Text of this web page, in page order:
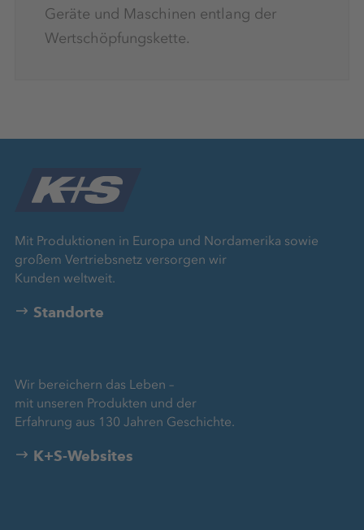
Geräte und Maschinen entlang der
Wertschöpfungskette.
Mit Produktionen in Europa und Nordamerika sowie
großem Vertriebsnetz versorgen wir
Kunden weltweit.
Standorte
Wir bereichern das Leben –
mit unseren Produkten und der
Erfahrung aus 130 Jahren Geschichte.
K+S-Websites